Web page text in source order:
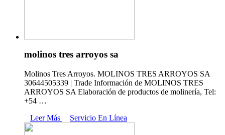
molinos tres arroyos sa
Molinos Tres Arroyos. MOLINOS TRES ARROYOS SA
30644505339 | Trade Información de MOLINOS TRES
ARROYOS SA Elaboración de productos de molinería, Tel:
+54 …
Leer Más
Servicio En Línea